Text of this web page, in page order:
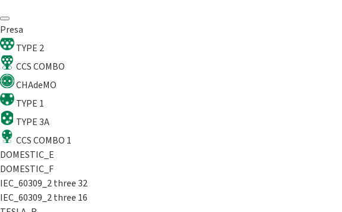
Presa
TYPE 2
CCS COMBO
CHAdeMO
TYPE 1
TYPE 3A
CCS COMBO 1
DOMESTIC_E
DOMESTIC_F
IEC_60309_2 three 32
IEC_60309_2 three 16